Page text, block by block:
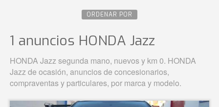
ORDENAR POR
1 anuncios HONDA Jazz
HONDA Jazz segunda mano, nuevos y km 0. HONDA
Jazz de ocasión, anuncios de concesionarios,
compraventas y particulares, por marca y modelo.